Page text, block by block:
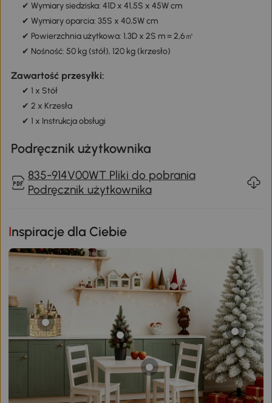
✔ Wymiary siedziska: 41D x 41,5S x 45W cm
✔ Wymiary oparcia: 35S x 40,5W cm
✔ Powierzchnia użytkowa: 1,3D x 2S m = 2,6㎡
✔ Nośność: 50 kg (stół), 120 kg (krzesło)
Zawartość przesyłki:
✔ 1 x Stół
✔ 2 x Krzesła
✔ 1 x Instrukcja obsługi
Podręcznik użytkownika
835-914V00WT Pliki do pobrania
Podręcznik użytkownika
Inspiracje dla Ciebie